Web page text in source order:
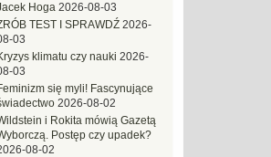
Hoga 2026-08-03
TEST I SPRAWDŹ 2026-
03
klimatu czy nauki 2026-
03
się myli! Fascynujące
2026-08-02
i Rokita mówią Gazetą
Postęp czy upadek?
08-02